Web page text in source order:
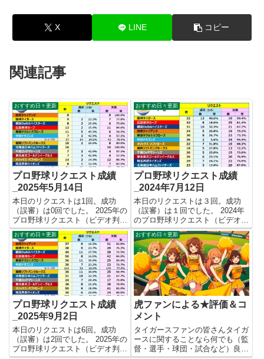
X LINE コピー
関連記事
おすすめ日々更新
プロ野球リクエスト成績
_2025年5月14日
本日のリクエストは1回。成功
（誤審）は0回でした。 2025年の
プロ野球リクエスト（ビデオ判
定）成績を記録集計しています。
今シーズンのリクエスト成功率は
これで22.1%。リクエスト数113
回、成功25回、失敗88回となり
ました。 【リクエス...
おすすめ日々更新
プロ野球リクエスト成績
_2024年7月12日
本日のリクエストは３回。成功
（誤審）は１回でした。 2024年
のプロ野球リクエスト（ビデオ判
定）成績を記録集計しています。
今シーズンのリクエスト成功率は
これで23.7%。リクエスト数334
回、成功79回、失敗255回となり
ました。 【リク...
おすすめ日々更新
プロ野球リクエスト成績
_2025年9月2日
本日のリクエストは6回。成功
（誤審）は2回でした。 2025年の
プロ野球リクエスト（ビデオ判
おすすめ日々更新
虎ファンによる★評価＆コ
メント
タイガースファンの皆さんタイガ
ースに関することなら何でも（監
督・選手・球団・試合など）良い